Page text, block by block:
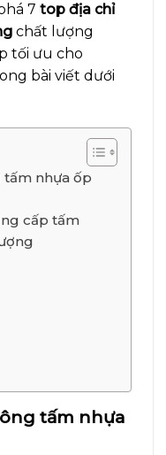
7 top địa chỉ
chất lượng
tối ưu cho
bài viết dưới
tấm nhựa ốp
cấp tấm
tấm nhựa